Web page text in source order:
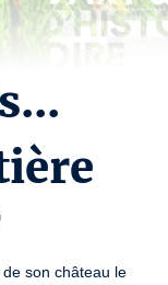
son château le